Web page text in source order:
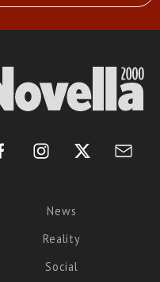
News
Reality
Social